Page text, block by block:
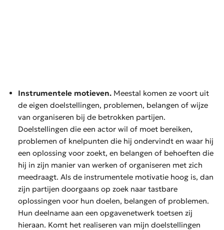
Instrumentele motieven. Meestal komen ze voort uit
de eigen doelstellingen, problemen, belangen of wijze
van organiseren bij de betrokken partijen.
Doelstellingen die een actor wil of moet bereiken,
problemen of knelpunten die hij ondervindt en waar hij
een oplossing voor zoekt, en belangen of behoeften die
hij in zijn manier van werken of organiseren met zich
meedraagt. Als de instrumentele motivatie hoog is, dan
zijn partijen doorgaans op zoek naar tastbare
oplossingen voor hun doelen, belangen of problemen.
Hun deelname aan een opgavenetwerk toetsen zij
hieraan. Komt het realiseren van mijn doelstellingen